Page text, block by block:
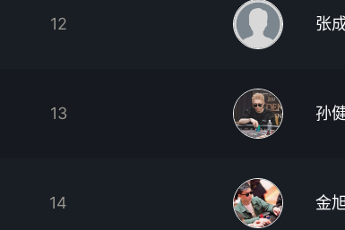
12 张
13 孙
14 金